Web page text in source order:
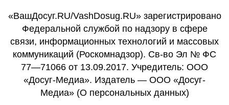
«ВашДосуг.RU/VashDosug.RU» зарегистрировано
Федеральной службой по надзору в сфере
связи, информационных технологий и массовых
коммуникаций (Роскомнадзор). Св-во Эл № ФС
77—71066 от 13.09.2017. Учредитель: ООО
«Досуг-Медиа». Издатель — ООО «Досуг-
Медиа» (О персональных данных)